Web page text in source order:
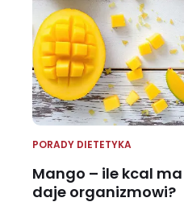
PORADY DIETETYKA
Mango – ile kcal
daje organizmowi?